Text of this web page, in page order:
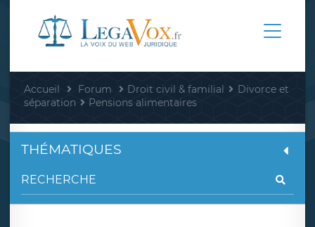
Accueil Forum Droit civil & familial
Divorce et
séparation
Pensions alimentaires
THÉMATIQUES